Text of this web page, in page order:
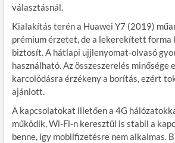
választásnál.
Kialakítás terén a Huawei Y7 (2019)
prémium érzetet, de a lekerekített forma
biztosít. A hátlapi ujjlenyomat-olvasó
használható. Az összeszerelés minősége
karcolódásra érzékeny a borítás, ezért
ajánlott.
A kapcsolatokat illetően a 4G
működik, Wi-Fi-n keresztül is stabil a
benne, így mobilfizetésre nem alkalmas.